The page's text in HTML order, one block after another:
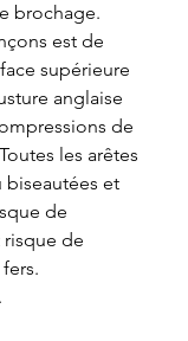
brochage.
est de
supérieure
anglaise
de
les arêtes
biseautées et
de
de